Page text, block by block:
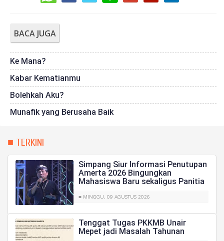
BACA JUGA
Ke Mana?
Kabar Kematianmu
Bolehkah Aku?
Munafik yang Berusaha Baik
■ TERKINI
Simpang Siur Informasi Penutupan
Amerta 2026 Bingungkan
Mahasiswa Baru sekaligus Panitia
■ MINGGU, 09 AGUSTUS 2026
Tenggat Tugas PKKMB Unair
Mepet jadi Masalah Tahunan